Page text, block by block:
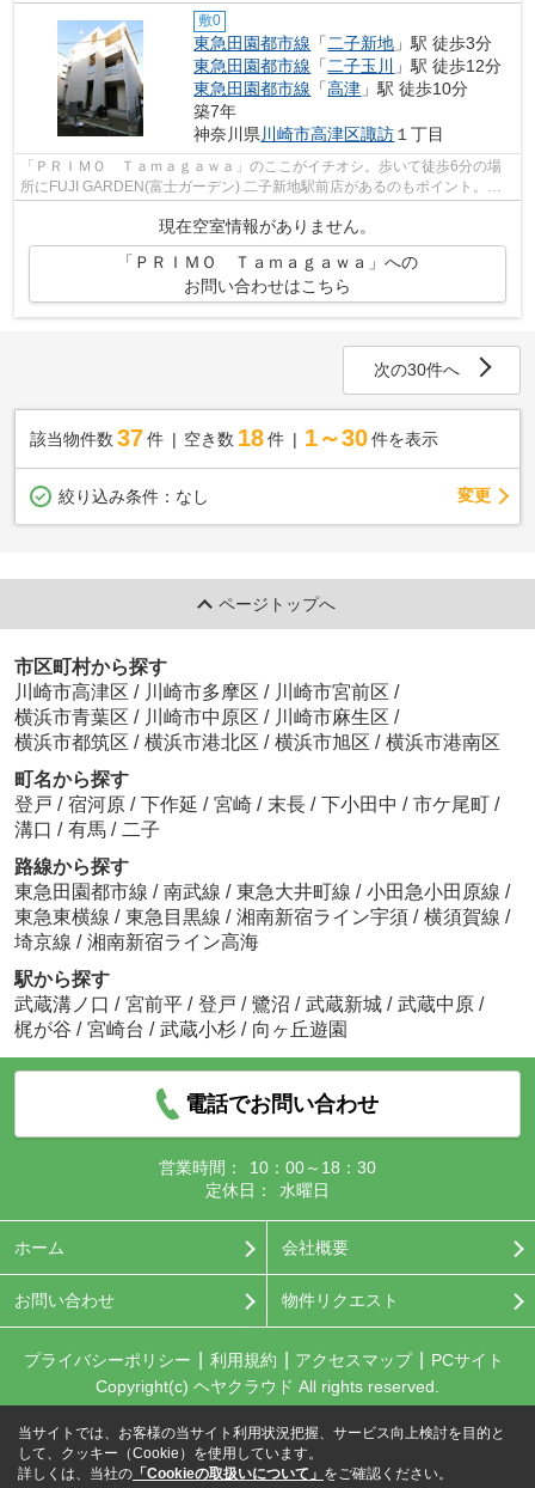
敷0
東急田園都市線 「 二子新地 」駅 徒歩3分
東急田園都市線 「 二子玉川
」駅 徒歩12分
東急田園都市線 「高津 」駅 徒歩10分
築7年
神奈川県 川崎市高津区諏訪 １丁目
「ＰＲＩＭＯ Ｔａｍａｇａｗａ」のここがイチオシ。歩いて徒歩6分の場
所にFUJI GARDEN(富士ガーデン) 二子新地駅前店があるのもポイント。造
現在空室情報がありません。
「ＰＲＩＭＯ Ｔａｍａｇａｗａ」への
お問い合わせはこちら
次の30件へ
該当物件数 37件 空き数 18 件 1～30 件を表示
絞り込み条件： なし 変更
ページトップへ
市区町村から探す
川崎市高津区 / 川崎市多摩区 / 川崎市宮前区 /
横浜市青葉区 / 川崎市中原区 / 川崎市麻生区 /
横浜市都筑区 / 横浜市港北区 / 横浜市旭区 / 横浜市港南区
町名から探す
登戸 / 宿河原 / 下作延 / 宮崎 / 末長 / 下小田中 / 市ケ尾町 /
溝口 / 有馬 / 二子
路線から探す
東急田園都市線 / 南武線 / 東急大井町線 / 小田急小田原線 /
東急東横線 / 東急目黒線 / 湘南新宿ライン宇須 / 横須賀線 /
埼京線 / 湘南新宿ライン高海
駅から探す
武蔵溝ノ口 / 宮前平 / 登戸 / 鷺沼 / 武蔵新城 / 武蔵中原 /
梶が谷 / 宮崎台 / 武蔵小杉 / 向ヶ丘遊園
電話でお問い合わせ
営業時間：
10：00～18：30
定休日：
水曜日
ホーム 会社概要
お問い合わせ 物件リクエスト
プライバシーポリシー 利用規約 アクセスマップ
PCサイト
Copyright(c) ヘヤクラウド All rights reserved.
当サイトでは、お客様の当サイト利用状況把握、サービス向上検討を目的と
して、クッキー（Cookie）を使用しています。
詳しくは、当社の 「Cookieの取扱いについて」 をご確認ください。